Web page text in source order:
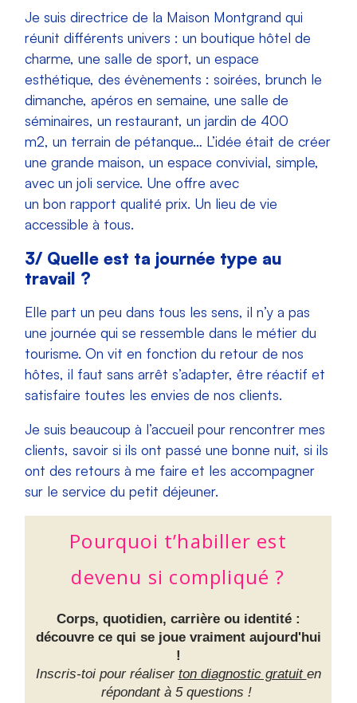
Je suis directrice de la Maison Montgrand qui
réunit différents univers : un boutique hôtel de
charme, une salle de sport, un espace
esthétique, des évènements : soirées, brunch le
dimanche, apéros en semaine, une salle de
séminaires, un restaurant, un jardin de 400
m2, un terrain de pétanque… L’idée était de créer
une grande maison, un espace convivial, simple,
avec un joli service. Une offre avec
un bon rapport qualité prix. Un lieu de vie
accessible à tous.
3/ Quelle est ta journée type au
travail ?
Elle part un peu dans tous les sens, il n’y a pas
une journée qui se ressemble dans le métier du
tourisme. On vit en fonction du retour de nos
hôtes, il faut sans arrêt s’adapter, être réactif et
satisfaire toutes les envies de nos clients.
Je suis beaucoup à l’accueil pour rencontrer mes
clients, savoir si ils ont passé une bonne nuit, si ils
ont des retours à me faire et les accompagner
sur le service du petit déjeuner.